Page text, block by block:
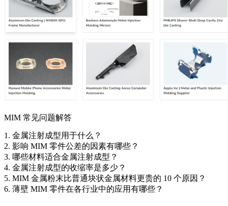
MIM 常见问题解答
1. 金属注射成型用于什么？
2. 影响 MIM 零件公差的因素有哪些？
3. 哪些材料适合金属注射成型？
4. 金属注射成型的收缩率是多少？
5. MIM 金属粉末比普通块状金属材料更贵的 10 个原因？
6. 薄壁 MIM 零件在各行业中的应用有哪些？